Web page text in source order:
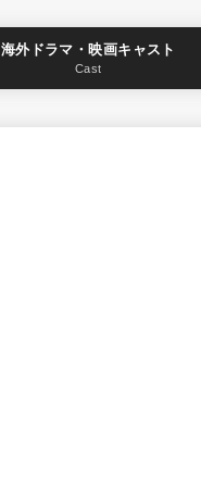
海外ドラマ・映画キャスト
Cast